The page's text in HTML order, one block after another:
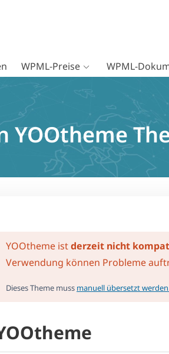
WPML-Preise WPML-
YOOtheme istderzeit nicht
Verwendung können Probleme
Dieses Theme muss manuell übersetzt